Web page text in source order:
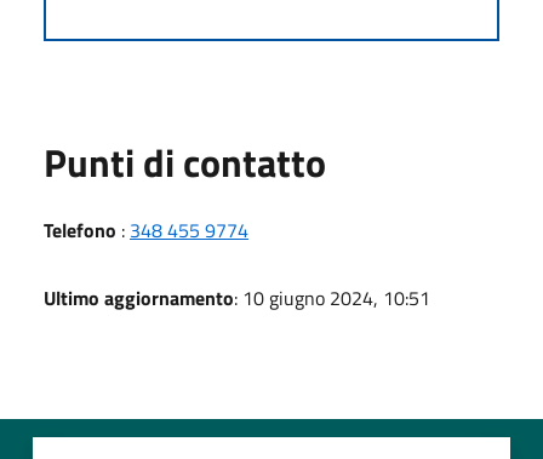
Punti di contatto
Telefono : 348 455 9774
Ultimo aggiornamento: 10 giugno 2024, 10:51